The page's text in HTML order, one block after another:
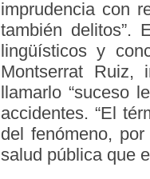
imprudencia con
también delitos”.
lingüísticos y
Montserrat Ruiz,
llamarlo “suceso
accidentes. “El
del fenómeno,
salud pública que